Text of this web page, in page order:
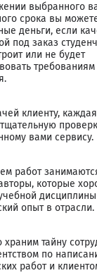
выбранного
срока вы
деньги, если
под заказ
или не будет
клиенту,
вами сервису.
работ
которые
опыт в отрасли.
храним тайну
по
работ и